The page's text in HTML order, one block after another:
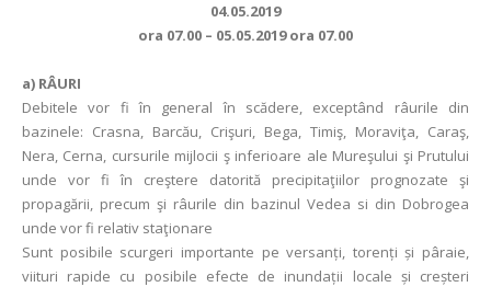
04.05.2019
ora 07.00 – 05.05.2019 ora 07.00
a) RÂURI
Debitele vor fi în general în scădere, exceptând râurile din
bazinele: Crasna, Barcău, Crişuri, Bega, Timiş, Moraviţa, Caraş,
Nera, Cerna, cursurile mijlocii ş inferioare ale Mureşului şi Prutului
unde vor fi în creştere datorită precipitaţiilor prognozate şi
propagării, precum şi râurile din bazinul Vedea si din Dobrogea
unde vor fi relativ staţionare
Sunt posibile scurgeri importante pe versanți, torenți și pâraie,
viituri rapide cu posibile efecte de inundații locale și creșteri